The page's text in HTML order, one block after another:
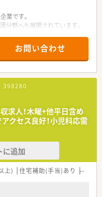
業です。
分野へも展開されています。
座れるよう肘置きのあるタイ
モールもあり便利な環境です。
お問い合わせ
398280
求人！木曜+他平日含め
クセス良好！小児科応需
に追加
上) 住宅補助(手当)あり 教育